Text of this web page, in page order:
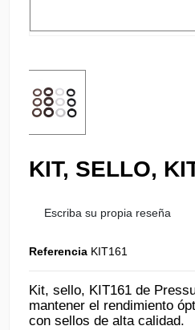
KIT, SELLO,
Escriba su propia reseña
Referencia KIT161
Kit, sello, KIT161 de
mantener el rendimiento
con sellos de alta calidad.